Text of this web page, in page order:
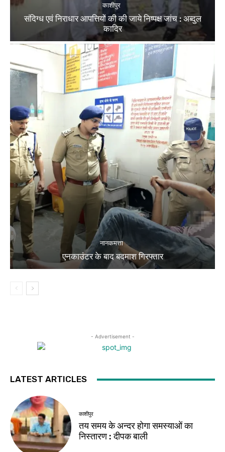
काशीपुर
संदिग्ध एवं निराधार आपत्तियों की की जाये निष्पक्ष जांच : अब्दुल
कादिर
नानकमत्ता
एनकाउंटर के बाद बदमाश गिरफ्तार
- Advertisement -
LATEST ARTICLES
काशीपुर
तय समय के अन्दर होगा समस्याओं का
निस्तारण : दीपक बाली